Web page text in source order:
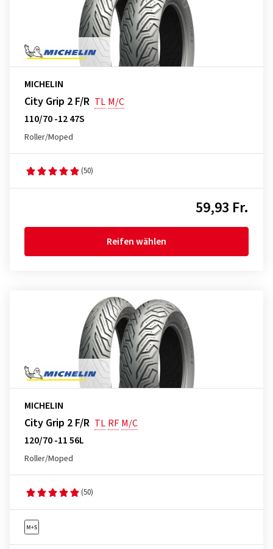
MICHELIN
City Grip 2 F/R TL M/C
110/70 -12 47S
Roller/Moped
(50)
59,93 Fr.
Reifen wählen
MICHELIN
City Grip 2 F/R TL RF M/C
120/70 -11 56L
Roller/Moped
(50)